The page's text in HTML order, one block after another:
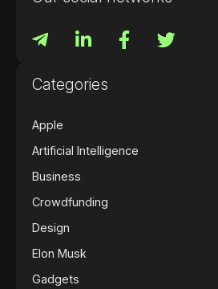
Categories
Apple
Artificial Intelligence
Business
Crowdfunding
Design
Elon Musk
Gadgets